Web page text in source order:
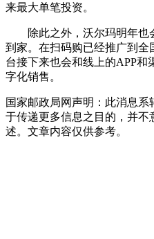
来最大单笔投资。
除此之外，沃尔玛明年也
到家。在扫码购已经推广到
台接下来也会和线上的APP和
字化销售。
国家邮政局网声明：此消息
于传递更多信息之目的，并
述。文章内容仅供参考。